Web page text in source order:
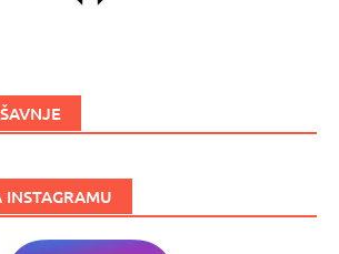
INSTAGRAMU